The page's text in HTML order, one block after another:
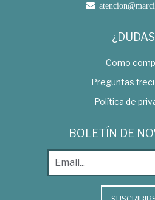
Como
Preguntas
Política de
BOLETÍN DE